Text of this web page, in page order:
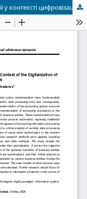
Генезис способів обробки інформації у контексті цифровізації облікових процесів